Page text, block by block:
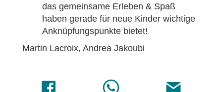
das gemeinsame Erleben & Spaß
haben gerade für neue Kinder wichtige
Anknüpfungspunkte bietet!
Martin Lacroix, Andrea Jakoubi